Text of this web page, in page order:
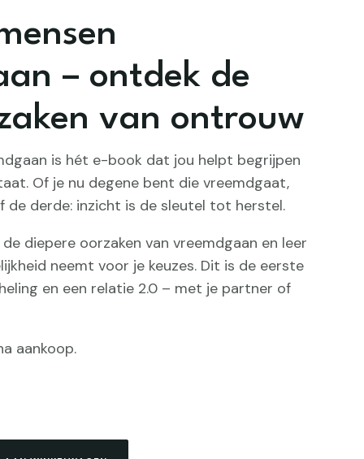
– ontdek de
van ontrouw
is hét e-book dat jou helpt begrijpen
Of je nu degene bent die vreemdgaat,
de derde: inzicht is de sleutel tot herstel.
diepere oorzaken van vreemdgaan en leer
neemt voor je keuzes. Dit is de eerste
en een relatie 2.0 – met je partner of
aankoop.